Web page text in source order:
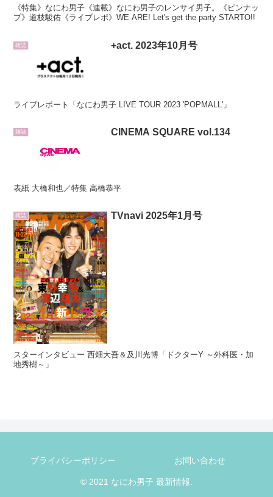
《特集》なにわ男子《連載》なにわ男子のレンサイ男子。《ピンナッ
プ》道枝駿佑《ライブレポ》WE ARE! Let's get the party STARTO!!
雑誌 +act. 2023年10月号
ライブレポート「なにわ男子 LIVE TOUR 2023 'POPMALL'」
雑誌 CINEMA SQUARE vol.134
表紙 大橋和也／特集 高橋恭平
雑誌 TVnavi 2025年1月号
スターインタビュー 西畑大吾＆及川光博「ドクターY ～外科医・加
地秀樹～」
プライバシーポリシー お問い合わせ
© 2021 なにわ男子 最新情報.